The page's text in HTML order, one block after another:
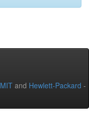
MIT and Hewlett-Packard -